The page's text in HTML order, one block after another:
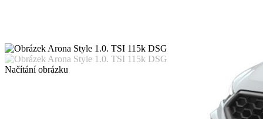
Načítání obrázku